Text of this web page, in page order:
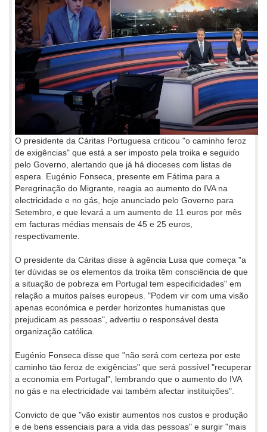
O presidente da Cáritas Portuguesa criticou "o caminho feroz
de exigências" que está a ser imposto pela troika e seguido
pelo Governo, alertando que já há dioceses com listas de
espera. Eugénio Fonseca, presente em Fátima para a
Peregrinação do Migrante, reagia ao aumento do IVA na
electricidade e no gás, hoje anunciado pelo Governo para
Setembro, e que levará a um aumento de 11 euros por mês
em facturas médias mensais de 45 e 25 euros,
respectivamente.
O presidente da Cáritas disse à agência Lusa que começa "a
ter dúvidas se os elementos da troika têm consciência de que
a situação de pobreza em Portugal tem especificidades" em
relação a muitos países europeus. "Podem vir com uma visão
apenas económica e perder horizontes humanistas que
prejudicam as pessoas", advertiu o responsável desta
organização católica.
Eugénio Fonseca disse que "não será com certeza por este
caminho täo feroz de exigências" que será possível "recuperar
a economia em Portugal", lembrando que o aumento do IVA
no gás e na electricidade vai também afectar instituições".
Convicto de que "vão existir aumentos nos custos e produção
e de bens essenciais para a vida das pessoas" e surgir "mais